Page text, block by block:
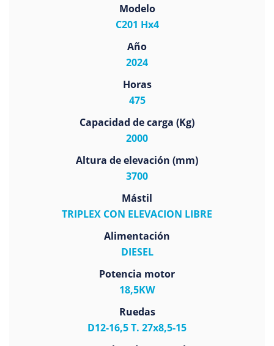
Modelo
C201 Hx4
Año
2024
Horas
475
Capacidad de carga (Kg)
2000
Altura de elevación (mm)
3700
Mástil
TRIPLEX CON ELEVACION LIBRE
Alimentación
DIESEL
Potencia motor
18,5KW
Ruedas
D12-16,5 T. 27x8,5-15